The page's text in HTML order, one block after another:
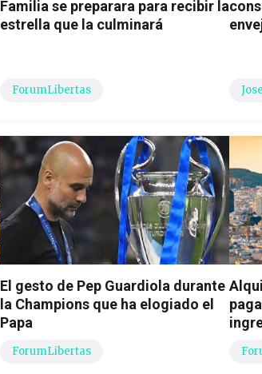
Familia se preparara para recibir la
estrella que la culminará
ForumLibertas
El gesto de Pep Guardiola durante
la Champions que ha elogiado el
Papa
ForumLibertas